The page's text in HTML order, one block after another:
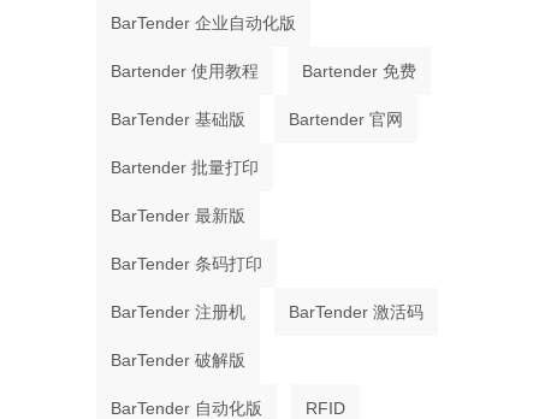
BarTender 企业自动化版
Bartender 使用教程 Bartender 免费
BarTender 基础版 Bartender 官网
Bartender 批量打印
BarTender 最新版
BarTender 条码打印
BarTender 注册机 BarTender 激活码
BarTender 破解版
BarTender 自动化版 RFID